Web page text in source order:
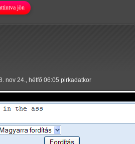
jön
nov 24., hétfő 06:05 pirkadatkor